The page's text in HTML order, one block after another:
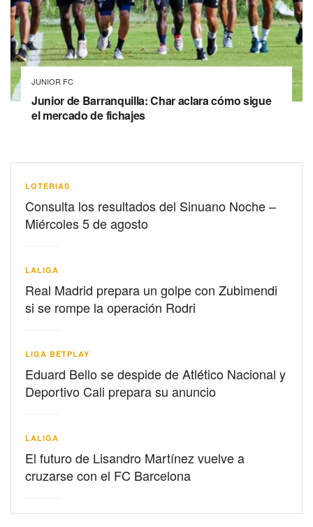
JUNIOR FC
Junior de Barranquilla: Char aclara cómo sigue
el mercado de fichajes
LOTERIAS
Consulta los resultados del Sinuano Noche –
Miércoles 5 de agosto
LALIGA
Real Madrid prepara un golpe con Zubimendi
si se rompe la operación Rodri
LIGA BETPLAY
Eduard Bello se despide de Atlético Nacional y
Deportivo Cali prepara su anuncio
LALIGA
El futuro de Lisandro Martínez vuelve a
cruzarse con el FC Barcelona